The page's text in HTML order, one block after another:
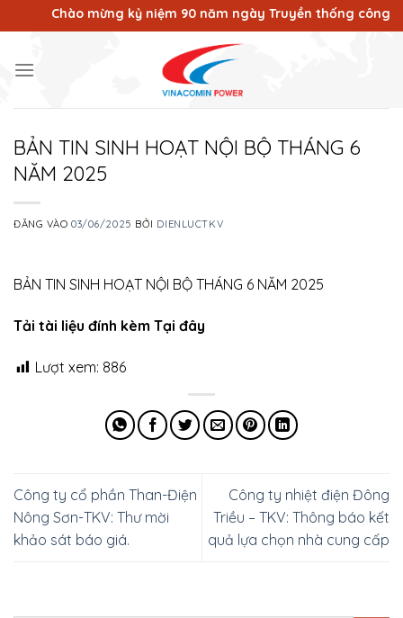
qua
dung
Chào mừng kỷ niệm 90 năm ngày Truyền thống công nhân
BẢN TIN SINH HOẠT NỘI BỘ THÁNG 6
NĂM 2025
ĐĂNG VÀO03/06/2025 BỞI DIENLUCTKV
BẢN TIN SINH HOẠT NỘI BỘ THÁNG 6 NĂM 2025
Tải tài liệu đính kèm Tại đây
Lượt xem: 886
Công ty cổ phần Than-Điện
Nông Sơn-TKV: Thư mời
khảo sát báo giá.
Công ty nhiệt điện Đông
Triều – TKV: Thông báo kết
quả lựa chọn nhà cung cấp